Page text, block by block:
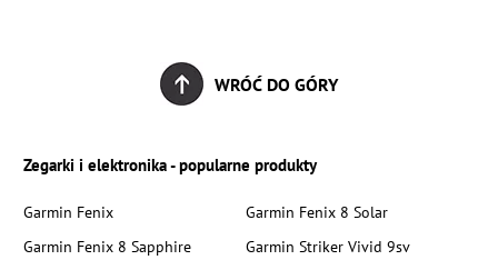
WRÓĆ DO GÓRY
Zegarki i elektronika - popularne produkty
Garmin Fenix
Garmin Fenix 8 Solar
Garmin Fenix 8 Sapphire
Garmin Striker Vivid 9sv